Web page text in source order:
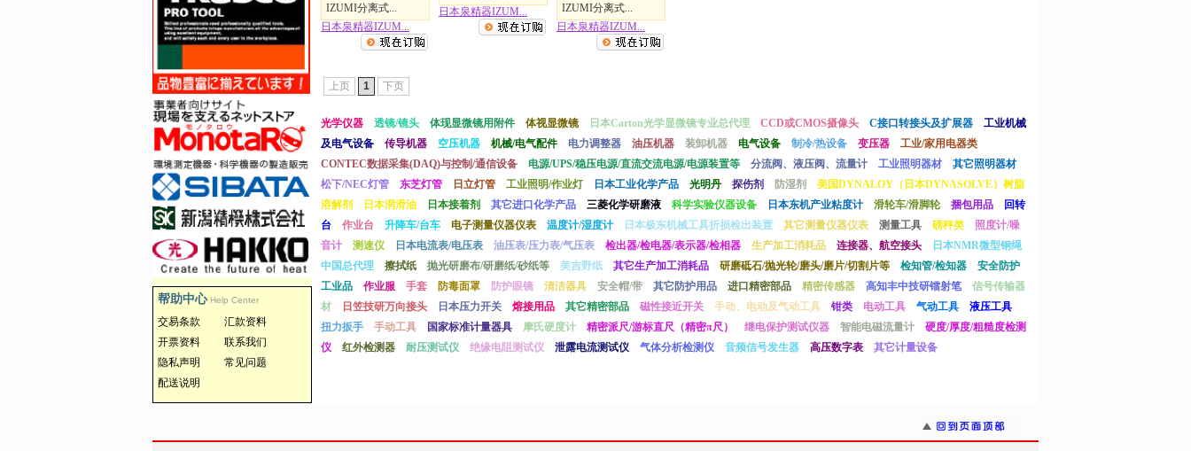
帮助中心 Help Center
交易条款
汇款资料
开票资料
联系我们
隐私声明
常见问题
配送说明
IZUMI分离式...
日本泉精器IZUM...
日本泉精器IZUM...
IZUMI分离式...
日本泉精器IZUM...
上页 1 下页
光学仪器 透镜/镜头 体现显微镜用附件 体视显微镜 日本Carton光学显微镜专业总代理 CCD或CMOS摄像头 C接口转接头及扩展器
工业机械
及电气设备
传导机器 空压机器 机械/电气配件 电力调整器 油压机器 装卸机器 电气设备 制冷/热设备 变压器
工业/家用电器类
CONTEC数据采集(DAQ)与控制/通信设备
电源/UPS/稳压电源/直流交流电源/电源装置等 分流阀、液压阀、流量计 工业照明器材
其它照明器材
松下/NEC灯管
东芝灯管 日立灯管 工业照明/作业灯 日本工业化学产品 光明丹 探伤剂 防湿剂
美国DYNALOY（日本DYNASOLVE）树脂
溶解剂
日本润滑油 日本接着剂 其它进口化学产品 三菱化学研磨液 科学实验仪器设备 日本东机产业粘度计 滑轮车/滑脚轮 捆包用品
回转
台
作业台 升降车/台车 电子测量仪器仪表 温度计/湿度计 日本极东机械工具折损检出装置 其它测量仪器仪表 测量工具 磅秤类
照度计/噪
音计
测速仪 日本电流表/电压表 油压表/压力表/气压表 检出器/检电器/表示器/检相器 生产加工消耗品 连接器、航空接头
日本NMR微型钢绳
中国总代理
擦拭纸 抛光研磨布/研磨纸/砂纸等 美吉野纸 其它生产加工消耗品 研磨砥石/抛光轮/磨头/磨片/切割片等 检知管/检知器
安全防护
工业品
作业服 手套 防毒面罩 防护眼镜 清洁器具 安全帽/带 其它防护用品 进口精密部品 精密传感器 高知丰中技研镭射笔
信号传输器
材
日笠技研万向接头 日本压力开关 熔接用品 其它精密部品 磁性接近开关 手动、电动及气动工具 钳类 电动工具 气动工具
液压工具
扭力扳手
手动工具 国家标准计量器具 摩氏硬度计 精密派尺/游标直尺（精密π尺） 继电保护测试仪器 智能电磁流量计
硬度/厚度/粗糙度检测
仪
红外检测器 耐压测试仪 绝缘电阻测试仪 泄露电流测试仪 气体分析检测仪 音频信号发生器 高压数字表 其它计量设备